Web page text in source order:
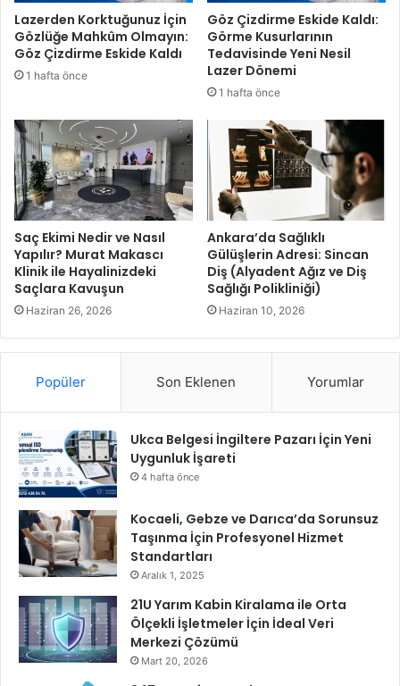
n
u
d
e
k
y
y
u
m
t
e
p
k
i
s
i
Lazerden Korktuğunuz İçin
Gözlüğe Mahkûm Olmayın:
Göz Çizdirme Eskide Kaldı
1 hafta önce
Göz Çizdirme Eskide Kaldı:
Görme Kusurlarının
Tedavisinde Yeni Nesil
Lazer Dönemi
1 hafta önce
Saç Ekimi Nedir ve Nasıl
Yapılır? Murat Makascı
Klinik ile Hayalinizdeki
Saçlara Kavuşun
Haziran 26, 2026
Ankara’da Sağlıklı
Gülüşlerin Adresi: Sincan
Diş (Alyadent Ağız ve Diş
Sağlığı Polikliniği)
Haziran 10, 2026
Popüler Son Eklenen Yorumlar
Ukca Belgesi İngiltere Pazarı İçin Yeni
Uygunluk İşareti
4 hafta önce
Kocaeli, Gebze ve Darıca’da Sorunsuz
Taşınma İçin Profesyonel Hizmet
Standartları
Aralık 1, 2025
21U Yarım Kabin Kiralama ile Orta
Ölçekli İşletmeler İçin İdeal Veri
Merkezi Çözümü
Mart 20, 2026